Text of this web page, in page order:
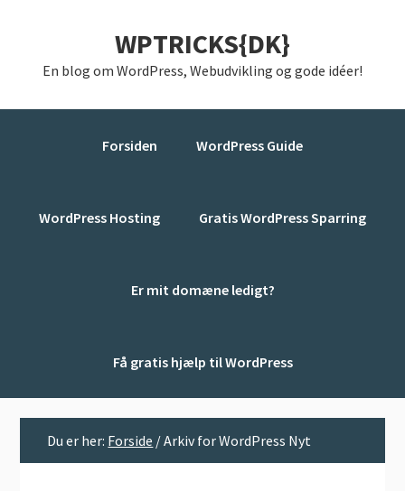
indhold
WPTRICKS{DK}
En blog om WordPress, Webudvikling og gode idéer!
Forsiden WordPress Guide
WordPress Hosting Gratis WordPress Sparring
Er mit domæne ledigt?
Få gratis hjælp til WordPress
Du er her: Forside /Arkiv for WordPress Nyt